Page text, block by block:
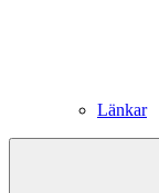
Länkar